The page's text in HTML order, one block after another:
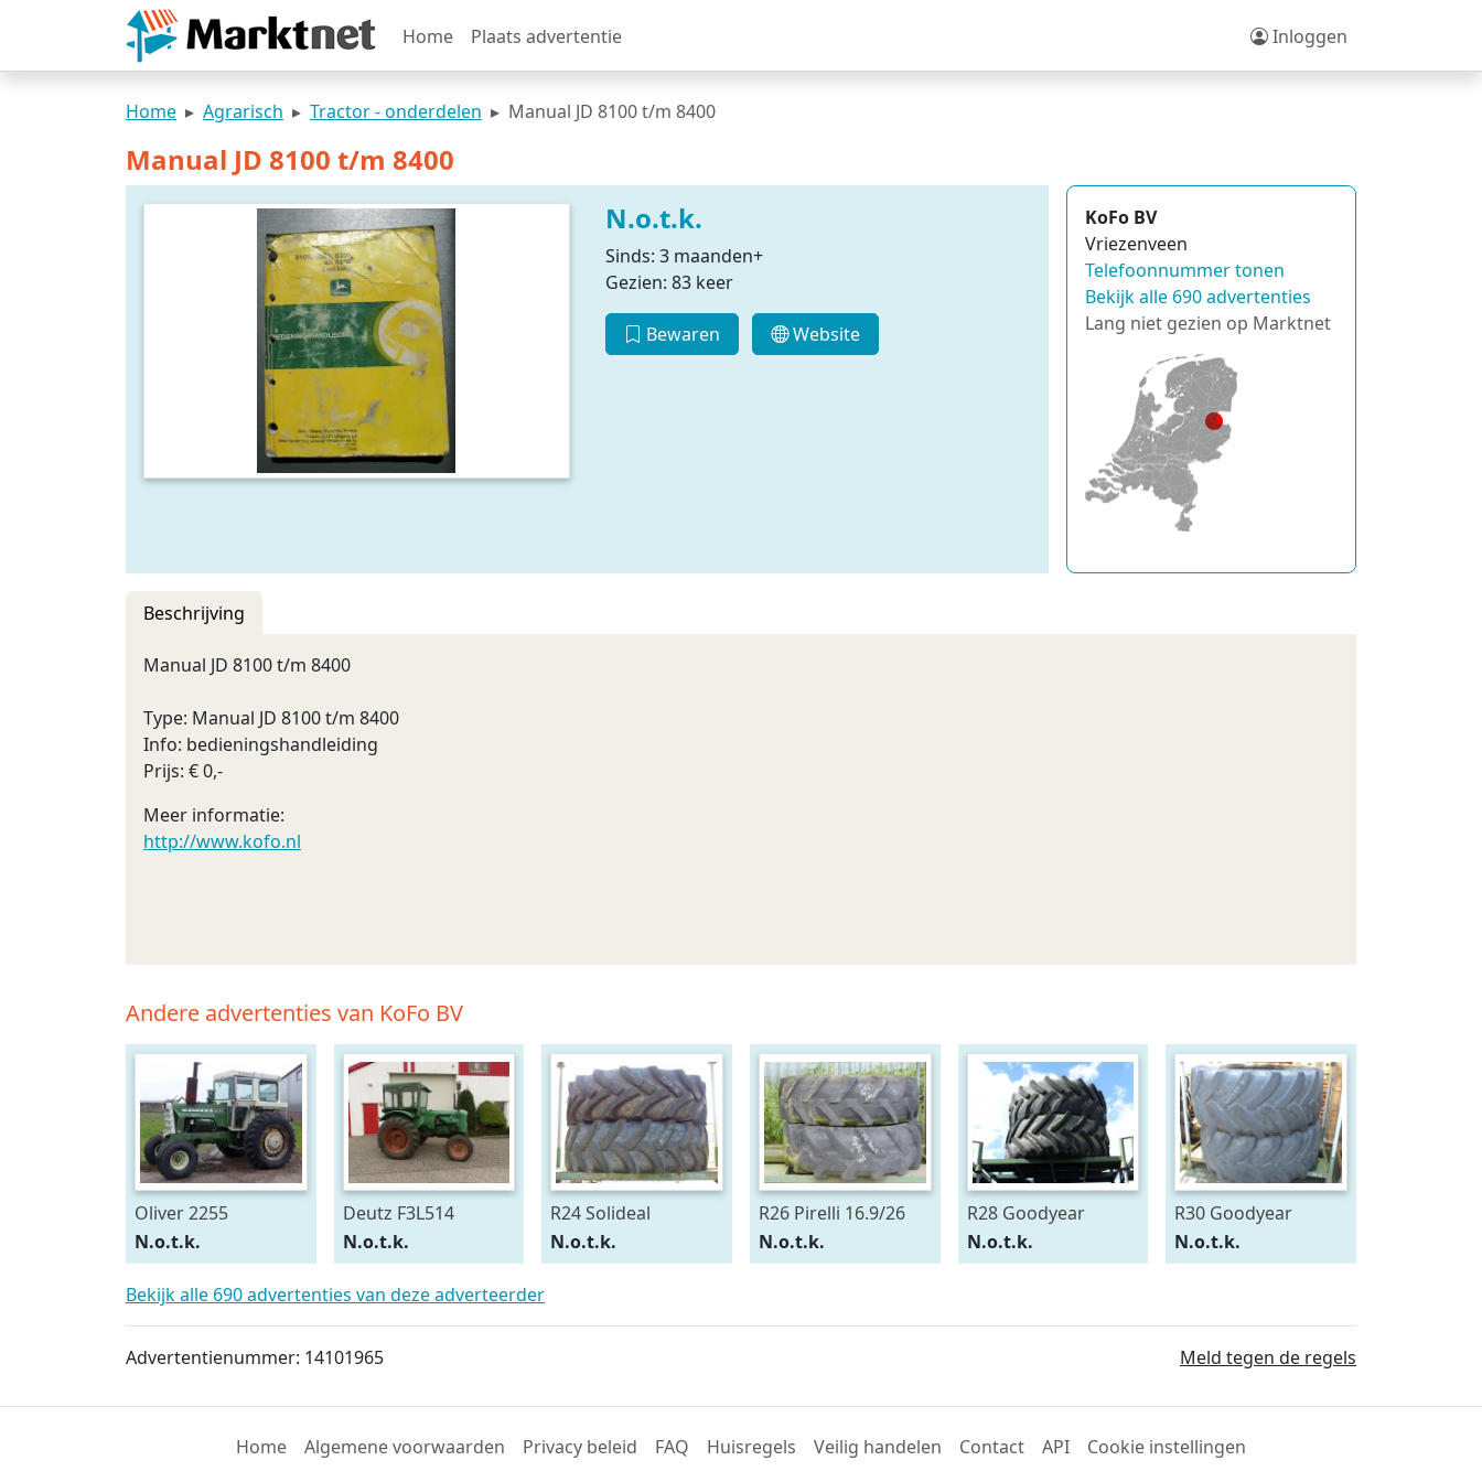
Home Plaats advertentie Inloggen
Home Agrarisch Tractor - onderdelen Manual JD 8100 t/m 8400
Manual JD 8100 t/m 8400
N.o.t.k.
Sinds: 3 maanden+
Gezien: 83 keer
Bewaren Website
KoFo BV
Vriezenveen
Telefoonnummer tonen
Bekijk alle 690 advertenties
Lang niet gezien op Marktnet
Beschrijving
Manual JD 8100 t/m 8400
Type: Manual JD 8100 t/m 8400
Info: bedieningshandleiding
Prijs: € 0,-
Meer informatie:
http://www.kofo.nl
Andere advertenties van KoFo BV
Oliver 2255
N.o.t.k.
Deutz F3L514
N.o.t.k.
R24 Solideal
15.5/80R24
N.o.t.k.
R26 Pirelli 16.9/26
N.o.t.k.
R28 Goodyear
540/75R28
N.o.t.k.
R30 Goodyear
600/70R30
N.o.t.k.
Bekijk alle 690 advertenties van deze adverteerder
Advertentienummer: 14101965 Meld tegen de regels
Home Algemene voorwaarden Privacy beleid FAQ Huisregels Veilig handelen Contact API Cookie instellingen